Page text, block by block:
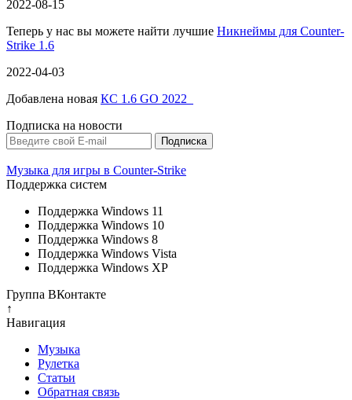
2022-08-15
Теперь у нас вы можете найти лучшие Никнеймы для Counter-
Strike 1.6
2022-04-03
Добавлена новая КС 1.6 GO 2022
Подписка на новости
Музыка для игры в Counter-Strike
Поддержка систем
Поддержка Windows 11
Поддержка Windows 10
Поддержка Windows 8
Поддержка Windows Vista
Поддержка Windows XP
Группа ВКонтакте
↑
Навигация
Музыка
Рулетка
Cтатьи
Обратная связь